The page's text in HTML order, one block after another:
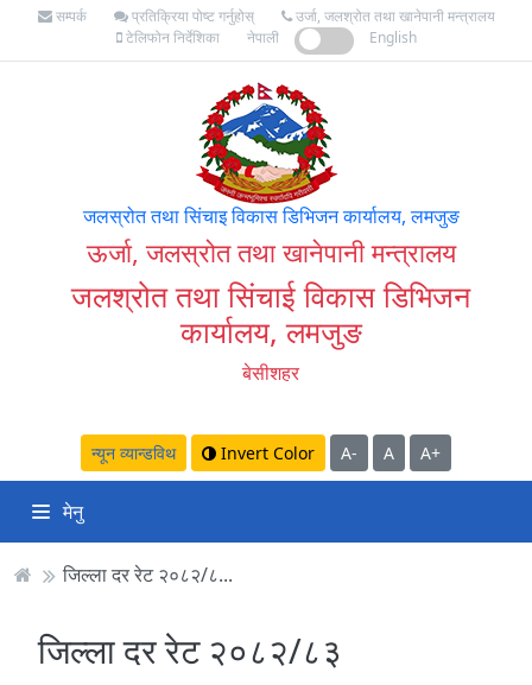
सम्पर्क प्रतिक्रिया पोष्ट गर्नुहोस्
उर्जा, जलश्रोत तथा खानेपानी मन्त्रालय
टेलिफोन निर्देशिका
नेपाली English
जलस्रोत तथा सिंचाइ विकास डिभिजन कार्यालय, लमजुङ
ऊर्जा, जलस्रोत तथा खानेपानी मन्त्रालय
जलश्रोत तथा सिंचाई विकास डिभिजन
कार्यालय, लमजुङ
बेसीशहर
न्यून व्यान्डविथ Invert Color A- A A+
मेनु
जिल्ला दर रेट २०८२/८...
जिल्ला दर रेट २०८२/८३